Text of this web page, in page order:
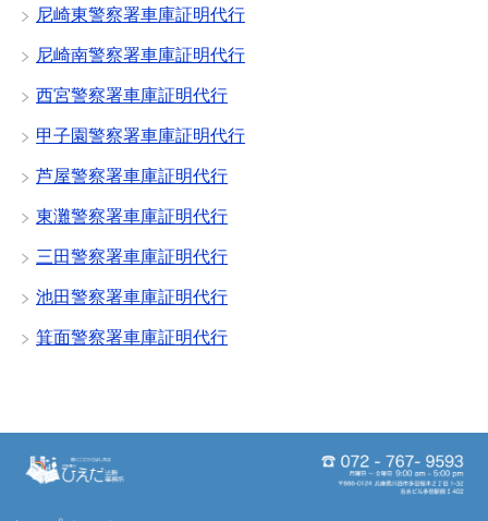
尼崎東警察署車庫証明代行
尼崎南警察署車庫証明代行
西宮警察署車庫証明代行
甲子園警察署車庫証明代行
芦屋警察署車庫証明代行
東灘警察署車庫証明代行
三田警察署車庫証明代行
池田警察署車庫証明代行
箕面警察署車庫証明代行